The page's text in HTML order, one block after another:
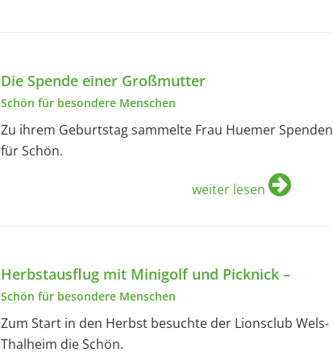
Die Spende einer Großmutter
Schön für besondere Menschen
Zu ihrem Geburtstag sammelte Frau Huemer Spenden
für Schön.
weiter lesen
Herbstausflug mit Minigolf und Picknick –
Schön für besondere Menschen
Zum Start in den Herbst besuchte der Lionsclub Wels-
Thalheim die Schön.